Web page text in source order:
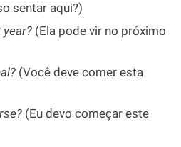
sentar aqui?)
year? (Ela pode vir no próximo
(Você deve comer esta
(Eu devo começar este